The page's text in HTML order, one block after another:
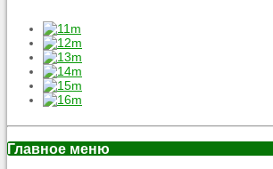
Главное меню